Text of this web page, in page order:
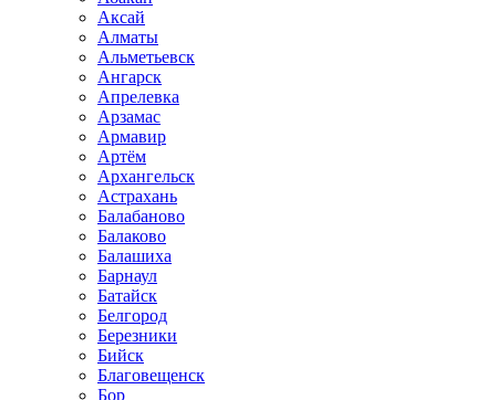
Аксай
Алматы
Альметьевск
Ангарск
Апрелевка
Арзамас
Армавир
Артём
Архангельск
Астрахань
Балабаново
Балаково
Балашиха
Барнаул
Батайск
Белгород
Березники
Бийск
Благовещенск
Бор